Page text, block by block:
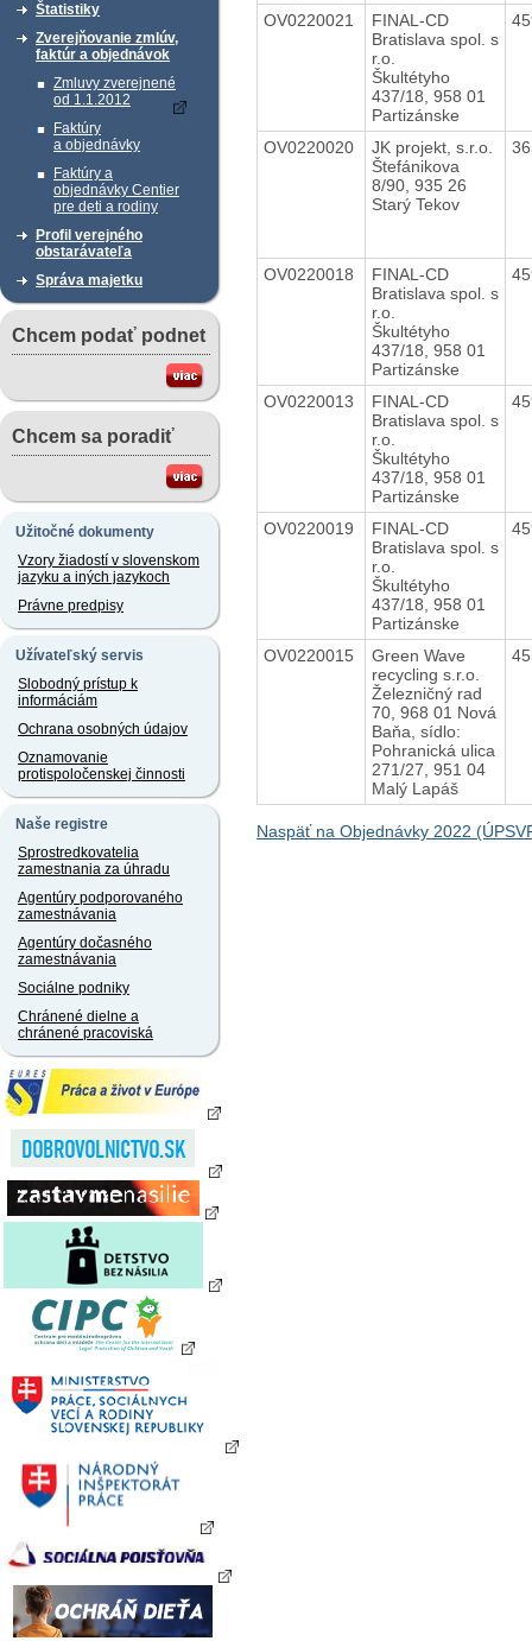
Štatistiky
Zverejňovanie zmlúv,
faktúr a objednávok
Zmluvy zverejnené
od 1.1.2012
Faktúry
a objednávky
Faktúry a
objednávky Centier
pre deti a rodiny
Profil verejného
obstarávateľa
Správa majetku
Chcem podať podnet
Chcem sa poradiť
Užitočné dokumenty
Vzory žiadostí v slovenskom
jazyku a iných jazykoch
Právne predpisy
Užívateľský servis
Slobodný prístup k
informáciám
Ochrana osobných údajov
Oznamovanie
protispoločenskej činnosti
Naše registre
Sprostredkovatelia
zamestnania za úhradu
Agentúry podporovaného
zamestnávania
Agentúry dočasného
zamestnávania
Sociálne podniky
Chránené dielne a
chránené pracoviská
OV0220021
FINAL-CD
Bratislava spol. s
r.o.
Škultétyho
437/18, 958 01
Partizánske
OV0220020
JK projekt, s.r.o.
Štefánikova
8/90, 935 26
Starý Tekov
OV0220018
FINAL-CD
Bratislava spol. s
r.o.
Škultétyho
437/18, 958 01
Partizánske
OV0220013
FINAL-CD
Bratislava spol. s
r.o.
Škultétyho
437/18, 958 01
Partizánske
OV0220019
FINAL-CD
Bratislava spol. s
r.o.
Škultétyho
437/18, 958 01
Partizánske
OV0220015
Green Wave
recycling s.r.o.
Železničný rad
70, 968 01 Nová
Baňa, sídlo:
Pohranická ulica
271/27, 951 04
Malý Lapáš
Naspäť na Objednávky 2022